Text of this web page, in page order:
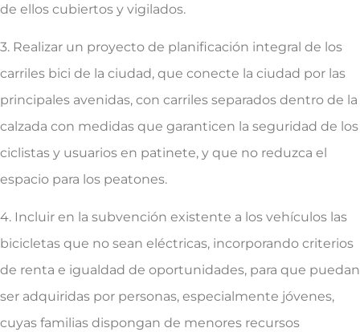
de ellos cubiertos y vigilados.
3. Realizar un proyecto de planificación integral de los
carriles bici de la ciudad, que conecte la ciudad por las
principales avenidas, con carriles separados dentro de la
calzada con medidas que garanticen la seguridad de los
ciclistas y usuarios en patinete, y que no reduzca el
espacio para los peatones.
4. Incluir en la subvención existente a los vehículos las
bicicletas que no sean eléctricas, incorporando criterios
de renta e igualdad de oportunidades, para que puedan
ser adquiridas por personas, especialmente jóvenes,
cuyas familias dispongan de menores recursos